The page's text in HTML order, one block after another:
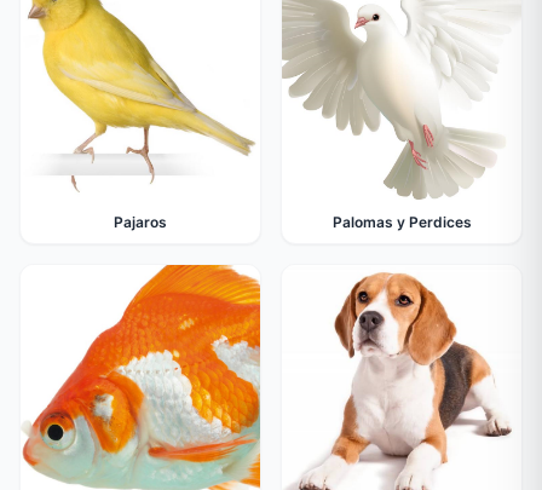
Pajaros Palomas y Perdices